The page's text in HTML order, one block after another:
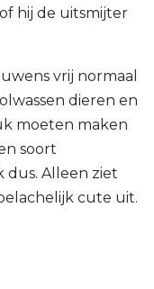
hij de uitsmijter
vrij normaal
dieren en
moeten maken
soort
Alleen ziet
cute uit.